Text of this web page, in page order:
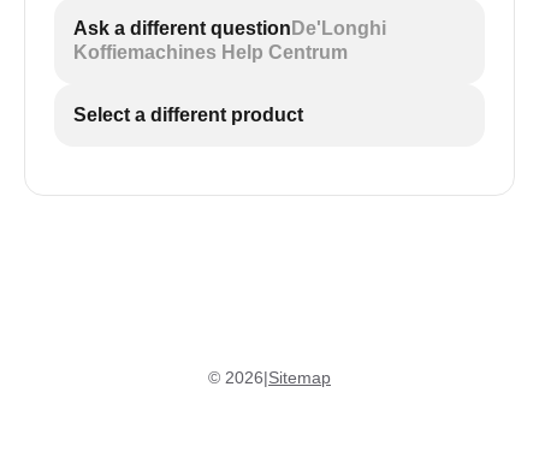
Ask a different question De'Longhi
Koffiemachines Help Centrum
Select a different product
© 2026|Sitemap